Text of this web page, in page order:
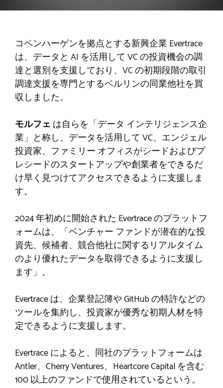
コペンハーゲンを拠点とする新興企業 Evertrace
は、データと AI を活用して VC の投資機会の調
達と選別を支援しており、VC の初期段階の取引
調達支援を専門とするベルリンの同業他社を買
収しました。
モルフェ は自らを「データ インテリジェンス企
業」と称し、データを活用して VC、エンジェル
投資家、ファミリー オフィスがシードおよびプ
レシードのスタートアップや創業者をできるだ
け早く見つけてアクセスできるように支援しま
す。
2024 年初めに開始された Evertrace のプラットフ
ォームは、「ベンチャー ファンドが潜在的な投
資先、候補者、競合他社に関するリアルタイム
のより優れたデータを取得できるように支援し
ます」。
Evertrace は、企業登記簿や GitHub の特許などの
ツールを集約し、投資家が優秀な初期人材を特
定できるように支援します。
Evertrace によると、同社のプラットフォームは
Antler、Cherry Ventures、Heartcore Capital を含む
100 以上のファンドで使用されているという。